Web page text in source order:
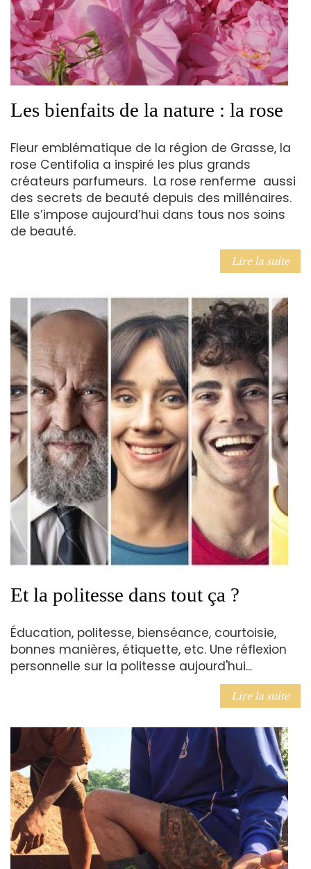
Les bienfaits de la nature : la rose
Fleur emblématique de la région de Grasse, la
rose Centifolia a inspiré les plus grands
créateurs parfumeurs. La rose renferme aussi
des secrets de beauté depuis des millénaires.
Elle s’impose aujourd’hui dans tous nos soins
de beauté.
Lire la suite
Et la politesse dans tout ça ?
Éducation, politesse, bienséance, courtoisie,
bonnes manières, étiquette, etc. Une réflexion
personnelle sur la politesse aujourd'hui...
Lire la suite